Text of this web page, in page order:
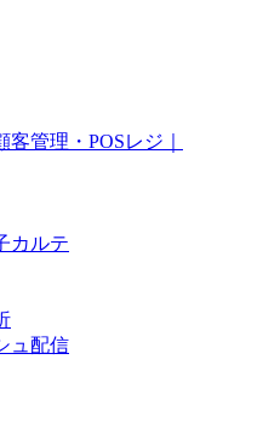
管理・POSレジ｜
カルテ
ュ配信